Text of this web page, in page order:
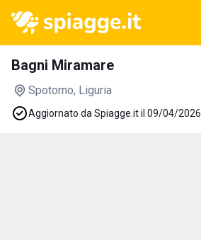
Bagni Miramare
Spotorno, Liguria
Aggiornato da Spiagge.it il 09/04/2026